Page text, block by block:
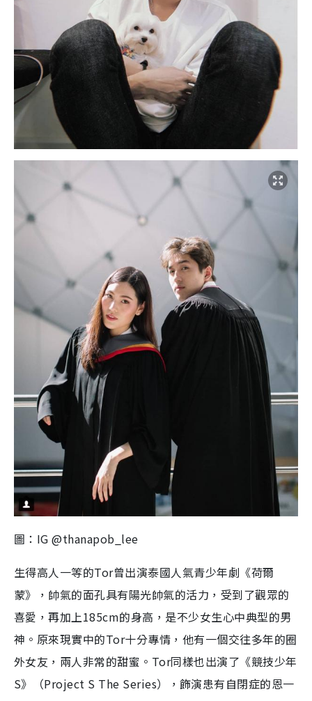
圖：IG @thanapob_lee
生得高人一等的Tor曾出演泰國人氣青少年劇《荷爾
蒙》，帥氣的面孔具有陽光帥氣的活力，受到了觀眾的
喜愛，再加上185cm的身高，是不少女生心中典型的男
神。原來現實中的Tor十分專情，他有一個交往多年的圈
外女友，兩人非常的甜蜜。Tor同樣也出演了《競技少年
S》（Project S The Series），飾演患有自閉症的恩一